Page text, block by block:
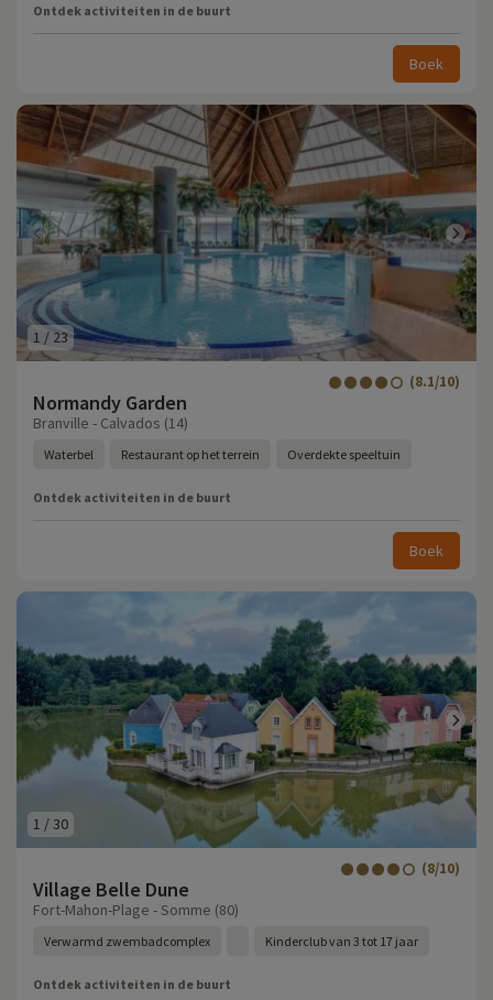
Ontdek activiteiten in de buurt
Boek
1 / 23
Normandy Garden
(8.1/10)
Branville - Calvados (14)
Waterbel Restaurant op het terrein Overdekte speeltuin
Ontdek activiteiten in de buurt
Boek
1 /30
Village Belle Dune
(8/10)
Fort-Mahon-Plage - Somme (80)
Verwarmd zwembadcomplex Kinderclub van 3 tot 17 jaar
Ontdek activiteiten in de buurt